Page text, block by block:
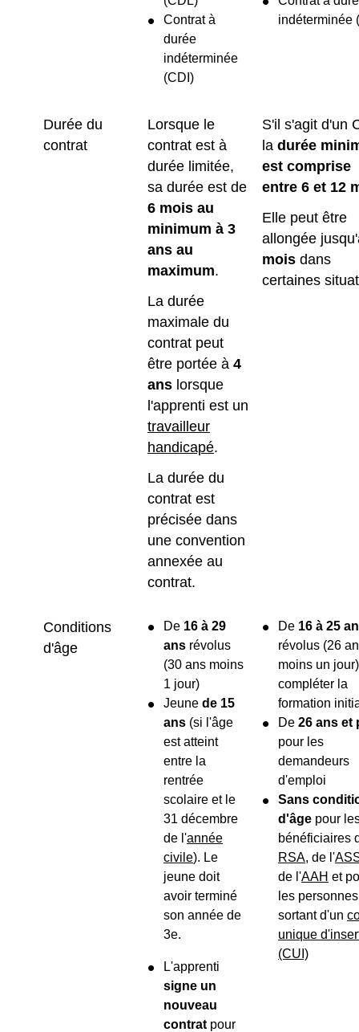
Contrat à
durée
indéterminée
(CDI)
indéterminée
Durée du
contrat
Lorsque le
contrat est à
durée limitée,
sa durée est de
6 mois au
minimum à 3
ans au
maximum.
La durée
maximale du
contrat peut
être portée à 4
ans lorsque
l'apprenti est un
travailleur
handicapé.
La durée du
contrat est
précisée dans
une convention
annexée au
contrat.
S'il s'agit d'un
la durée
est comprise
entre 6 et 12
Elle peut être
allongée
mois dans
certaines
Conditions
d'âge
De 16 à 29
ans révolus
(30 ans moins
1 jour)
Jeune de 15
ans (si l'âge
est atteint
entre la
rentrée
scolaire et le
31 décembre
de l'année
civile). Le
jeune doit
avoir terminé
son année de
3e.
L'apprenti
signe un
nouveau
contrat pour
De 16 à 25
révolus (26
moins un
compléter la
formation
De 26 ans et
pour les
demandeurs
d'emploi
Sans
d'âge pour
bénéficiaires
RSA, de l'
de l'AAH et
les personnes
sortant d'un
unique
(CUI)